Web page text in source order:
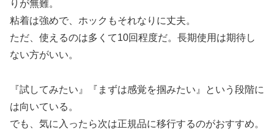
りが無難。
粘着は強めで、ホックもそれなりに丈夫。
ただ、使えるのは多くて10回程度だ。長期使用は期待し
ない方がいい。
『試してみたい』『まずは感覚を掴みたい』という段階に
は向いている。
でも、気に入ったら次は正規品に移行するのがおすすめ。